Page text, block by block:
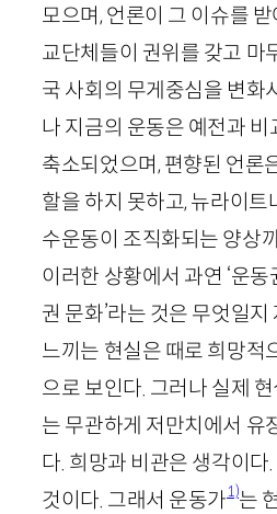
모으며, 언론이 그 이슈를
교단체들이 권위를 갖고 마
국 사회의 무게중심을 변화
나 지금의 운동은 예전과 비
축소되었으며, 편향된 언론
할을 하지 못하고, 뉴라이트
수운동이 조직화되는 양상
이러한 상황에서 과연 ‘운동
권 문화’라는 것은 무엇일
느끼는 현실은 때로 희망적
으로 보인다. 그러나 실제
는 무관하게 저만치에서 유
다. 희망과 비관은 생각이다
것이다. 그래서 운동가1)는